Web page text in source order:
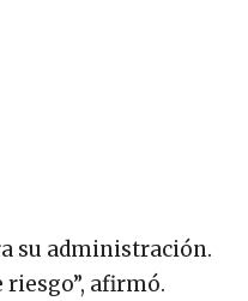
su administración.
afirmó.